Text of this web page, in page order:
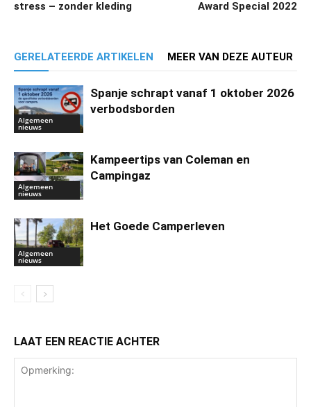
stress – zonder kleding Award Special 2022
GERELATEERDE ARTIKELEN MEER VAN DEZE AUTEUR
Algemeen
nieuws
Spanje schrapt vanaf 1 oktober 2026
verbodsborden
Algemeen
nieuws
Kampeertips van Coleman en
Campingaz
Algemeen
nieuws
Het Goede Camperleven
LAAT EEN REACTIE ACHTER